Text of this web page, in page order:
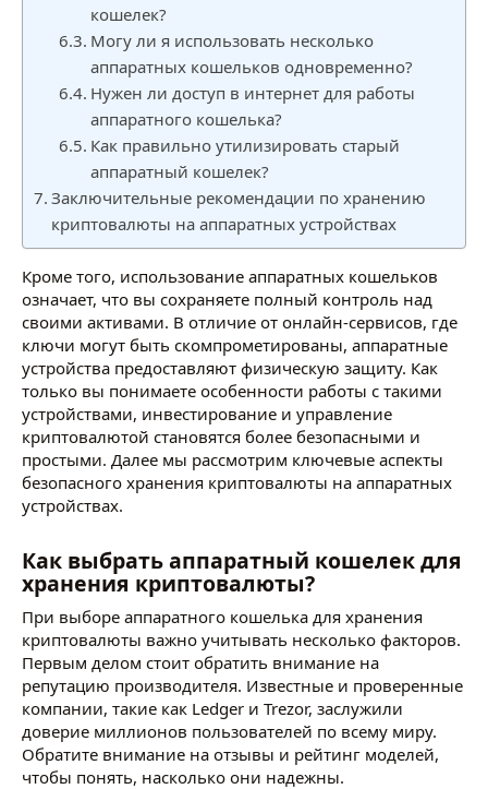
кошелек?
Могу ли я использовать несколько
аппаратных кошельков одновременно?
Нужен ли доступ в интернет для работы
аппаратного кошелька?
Как правильно утилизировать старый
аппаратный кошелек?
Заключительные рекомендации по хранению
криптовалюты на аппаратных устройствах
Кроме того, использование аппаратных кошельков
означает, что вы сохраняете полный контроль над
своими активами. В отличие от онлайн-сервисов, где
ключи могут быть скомпрометированы, аппаратные
устройства предоставляют физическую защиту. Как
только вы понимаете особенности работы с такими
устройствами, инвестирование и управление
криптовалютой становятся более безопасными и
простыми. Далее мы рассмотрим ключевые аспекты
безопасного хранения криптовалюты на аппаратных
устройствах.
Как выбрать аппаратный кошелек для
хранения криптовалюты?
При выборе аппаратного кошелька для хранения
криптовалюты важно учитывать несколько факторов.
Первым делом стоит обратить внимание на
репутацию производителя. Известные и проверенные
компании, такие как Ledger и Trezor, заслужили
доверие миллионов пользователей по всему миру.
Обратите внимание на отзывы и рейтинг моделей,
чтобы понять, насколько они надежны.